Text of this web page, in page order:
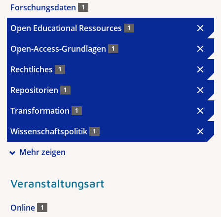
Forschungsdaten 1
Open Educational Ressources 1
Open-Access-Grundlagen 1
Rechtliches 1
Repositorien 1
Transformation 1
Wissenschaftspolitik 1
Mehr zeigen
Veranstaltungsart
Online 1